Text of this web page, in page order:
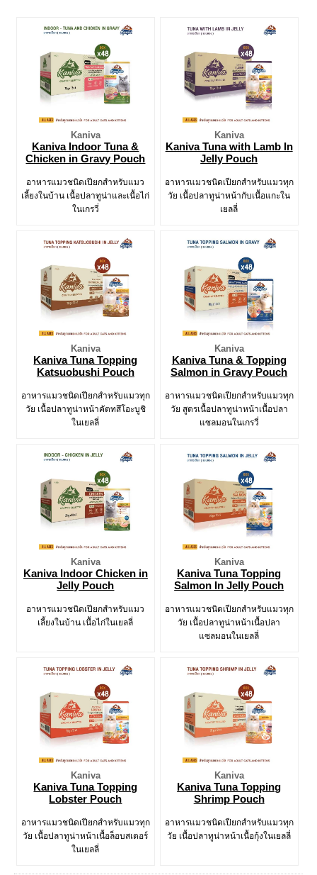
Kaniva
Kaniva Indoor Tuna &
Chicken in Gravy Pouch
อาหารแมวชนิดเปียกสำหรับแมว
เลี้ยงในบ้าน เนื้อปลาทูน่าและเนื้อไก่
ในเกรวี่
Kaniva
Kaniva Tuna with Lamb In
Jelly Pouch
อาหารแมวชนิดเปียกสำหรับแมวทุก
วัย เนื้อปลาทูน่าหน้ากับเนื้อแกะใน
เยลลี่
Kaniva
Kaniva Tuna Topping
Katsuobushi Pouch
อาหารแมวชนิดเปียกสำหรับแมวทุก
วัย เนื้อปลาทูน่าหน้าคัตทสึโอะบูชิ
ในเยลลี่
Kaniva
Kaniva Tuna & Topping
Salmon in Gravy Pouch
อาหารแมวชนิดเปียกสำหรับแมวทุก
วัย สูตรเนื้อปลาทูน่าหน้าเนื้อปลา
แซลมอนในเกรวี่
Kaniva
Kaniva Indoor Chicken in
Jelly Pouch
อาหารแมวชนิดเปียกสำหรับแมว
เลี้ยงในบ้าน เนื้อไก่ในเยลลี่
Kaniva
Kaniva Tuna Topping
Salmon In Jelly Pouch
อาหารแมวชนิดเปียกสำหรับแมวทุก
วัย เนื้อปลาทูน่าหน้าเนื้อปลา
แซลมอนในเยลลี่
Kaniva
Kaniva Tuna Topping
Lobster Pouch
อาหารแมวชนิดเปียกสำหรับแมวทุก
วัย เนื้อปลาทูน่าหน้าเนื้อล็อบสเตอร์
ในเยลลี่
Kaniva
Kaniva Tuna Topping
Shrimp Pouch
อาหารแมวชนิดเปียกสำหรับแมวทุก
วัย เนื้อปลาทูน่าหน้าเนื้อกุ้งในเยลลี่